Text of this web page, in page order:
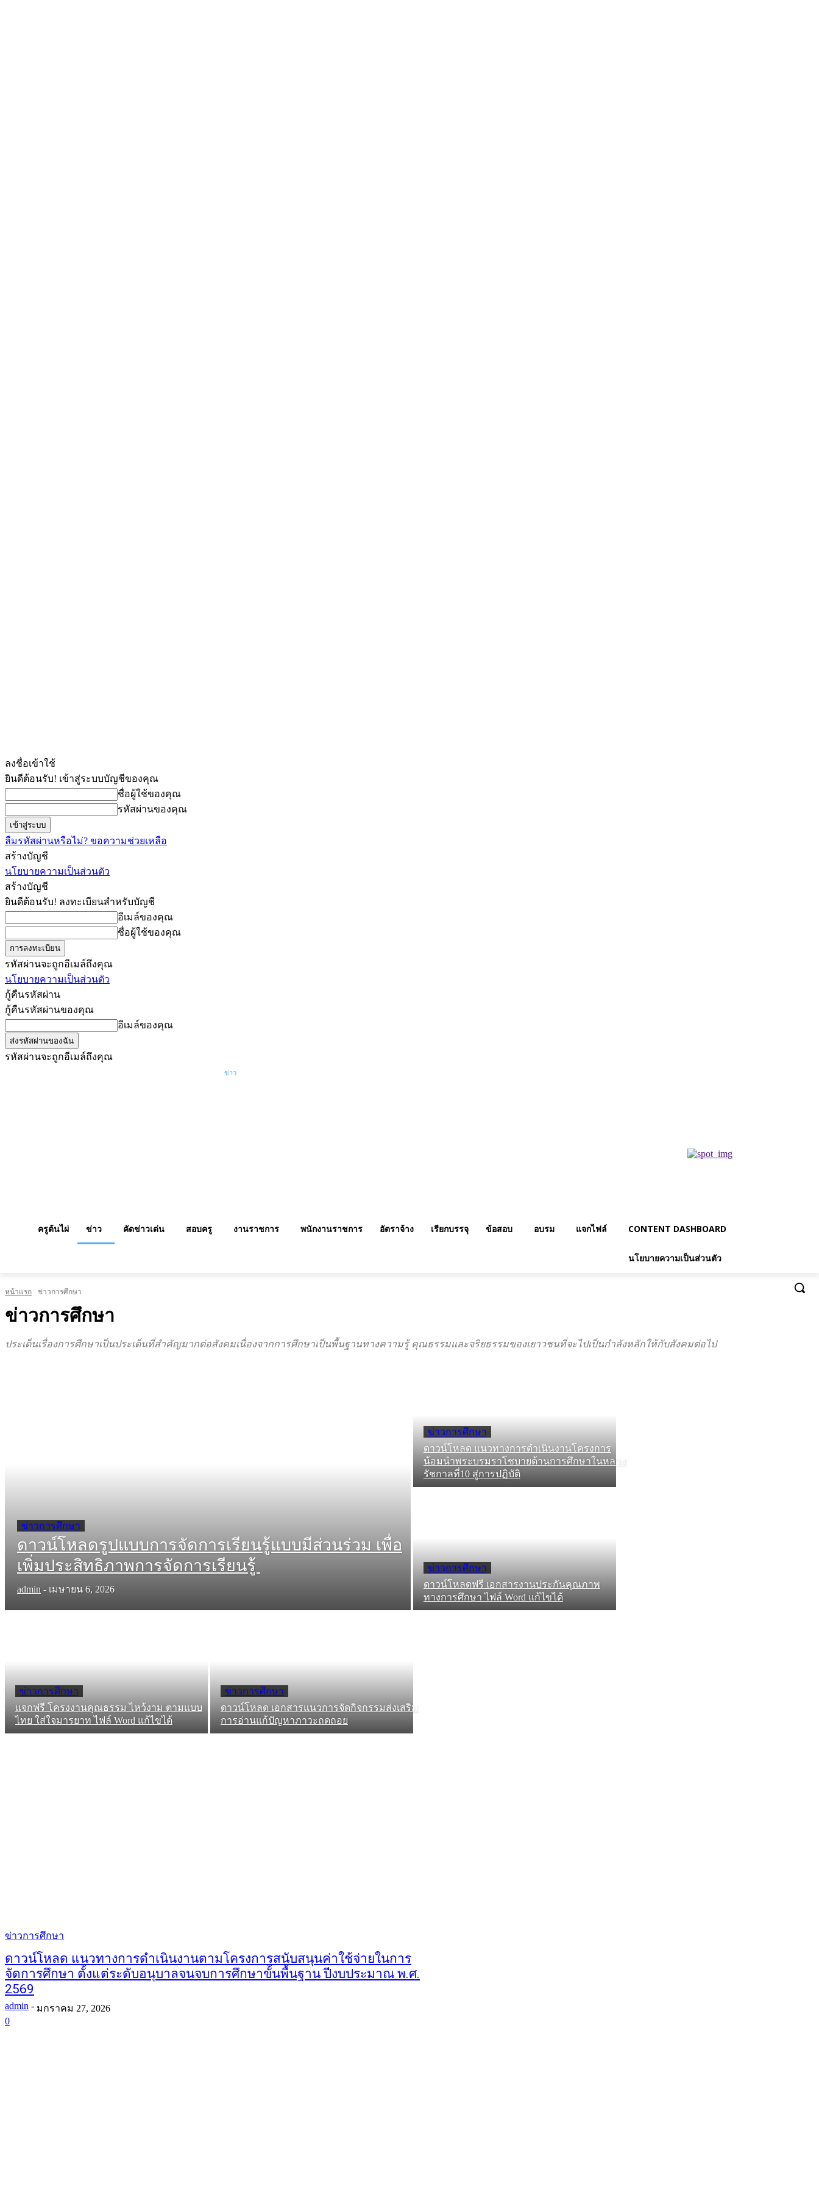
ลงชื่อเข้าใช้
ยินดีต้อนรับ! เข้าสู่ระบบบัญชีของคุณ
ชื่อผู้ใช้ของคุณ
รหัสผ่านของคุณ
ลืมรหัสผ่านหรือไม่? ขอความช่วยเหลือ
สร้างบัญชี
นโยบายความเป็นส่วนตัว
สร้างบัญชี
ยินดีต้อนรับ! ลงทะเบียนสำหรับบัญชี
อีเมล์ของคุณ
ชื่อผู้ใช้ของคุณ
รหัสผ่านจะถูกอีเมล์ถึงคุณ
นโยบายความเป็นส่วนตัว
กู้คืนรหัสผ่าน
กู้คืนรหัสผ่านของคุณ
อีเมล์ของคุณ
รหัสผ่านจะถูกอีเมล์ถึงคุณ
ข่าว
ครูต้นไผ่ ข่าว คัดข่าวเด่น สอบครู งานราชการ พนักงานราชการ อัตราจ้าง เรียกบรรจุ ข้อสอบ อบรม แจกไฟล์ CONTENT DASHBOARD
นโยบายความเป็นส่วนตัว
หน้าแรก ข่าวการศึกษา
ข่าวการศึกษา
ประเด็นเรื่องการศึกษาเป็นประเด็นที่สำคัญมากต่อสังคมเนื่องจากการศึกษาเป็นพื้นฐานทางความรู้ คุณธรรมและจริยธรรมของเยาวชนที่จะไปเป็นกำลังหลักให้กับสังคมต่อไป
ข่าวการศึกษา
ดาวน์โหลดรูปแบบการจัดการเรียนรู้แบบมีส่วนร่วม เพื่อ
เพิ่มประสิทธิภาพการจัดการเรียนรู้
admin - เมษายน 6, 2026
ข่าวการศึกษา
ดาวน์โหลด แนวทางการดำเนินงานโครงการ
น้อมนำพระบรมราโชบายด้านการศึกษาในหลวง
รัชกาลที่10 สู่การปฏิบัติ
ข่าวการศึกษา
ดาวน์โหลดฟรี เอกสารงานประกันคุณภาพ
ทางการศึกษา ไฟล์ Word แก้ไขได้
ข่าวการศึกษา
แจกฟรี โครงงานคุณธรรม ไหว้งาม ตามแบบ
ไทย ใส่ใจมารยาท ไฟล์ Word แก้ไขได้
ข่าวการศึกษา
ดาวน์โหลด เอกสารแนวการจัดกิจกรรมส่งเสริม
การอ่านแก้ปัญหาภาวะถดถอย
ข่าวการศึกษา
ดาวน์โหลด แนวทางการดำเนินงานตามโครงการสนับสนุนค่าใช้จ่ายในการ
จัดการศึกษา ตั้งแต่ระดับอนุบาลจนจบการศึกษาขั้นพื้นฐาน ปีงบประมาณ พ.ศ.
2569
admin - มกราคม 27, 2026
0